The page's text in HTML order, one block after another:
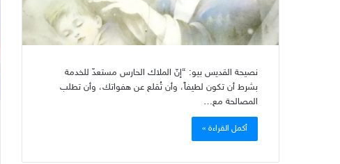
نصيحة القديس بيو: “إنّ الملاك الحارس مستعدّ للخدمة
بشرط أن تكون لطيفاً، وأن تُقلع عن هفواتك، وأن تطلب
المصالحة مع…
أكمل القراءة »